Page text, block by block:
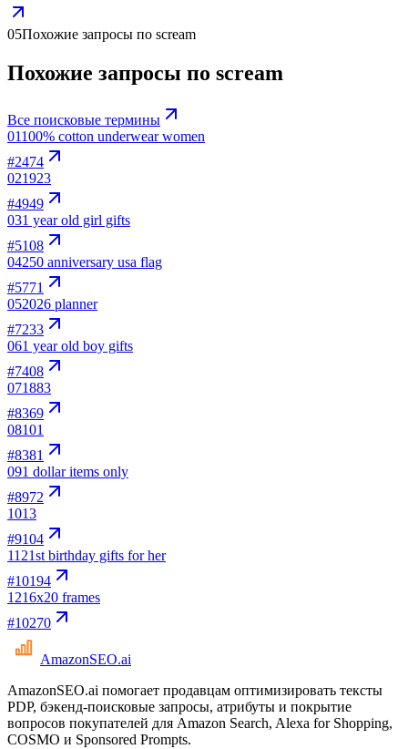
05Похожие запросы по scream
Похожие запросы по scream
Все поисковые термины
01100% cotton underwear women
#2474
021923
#4949
031 year old girl gifts
#5108
04250 anniversary usa flag
#5771
052026 planner
#7233
061 year old boy gifts
#7408
071883
#8369
08101
#8381
091 dollar items only
#8972
1013
#9104
1121st birthday gifts for her
#10194
1216x20 frames
#10270
AmazonSEO.ai
AmazonSEO.ai помогает продавцам оптимизировать тексты
PDP, бэкенд-поисковые запросы, атрибуты и покрытие
вопросов покупателей для Amazon Search, Alexa for Shopping,
COSMO и Sponsored Prompts.